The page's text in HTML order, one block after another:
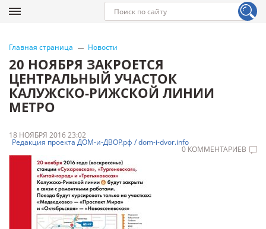
Главная страница Новости
20 НОЯБРЯ ЗАКРОЕТСЯ
ЦЕНТРАЛЬНЫЙ УЧАСТОК
КАЛУЖСКО-РИЖСКОЙ ЛИНИИ
МЕТРО
18 НОЯБРЯ 2016 23:02
Редакция проекта ДОМ-и-ДВОР.рф / dom-i-dvor.info
0 КОММЕНТАРИЕВ